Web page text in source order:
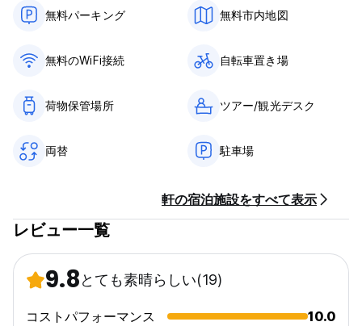
朝食は含まれておりません。
門限はありません。
禁煙。
ペットは禁止。
from original language)
無料パーキング 無料市内地図
無料のWiFi接続 自転車置き場
荷物保管場所 ツアー/観光デスク
両替 駐車場
軒の宿泊施設をすべて表示
レビュー一覧
9.8とても素晴らしい(19)
コストパフォーマンス
10.0